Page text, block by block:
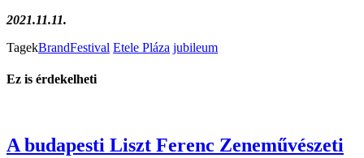
2021.11.11.
TagekBrandFestival Etele Pláza jubileum
Ez is érdekelheti
A budapesti Liszt Ferenc Zeneművészeti